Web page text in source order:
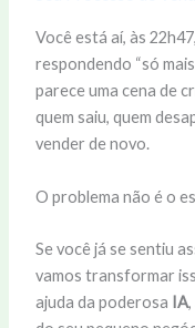
Você está aí, às
respondendo “só
parece uma cena de
quem saiu, quem
vender de novo.
O problema não é o
Se você já se sentiu
vamos transformar
ajuda da poderosa IA